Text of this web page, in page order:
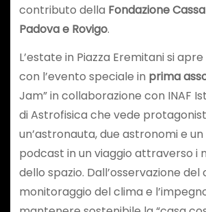
contributo della Fondazione
Padova e Rovigo.
L’estate in Piazza Eremitani si apre
con l’evento speciale in prima
Jam” in collaborazione con INAF
di Astrofisica che vede
un’astronauta, due astronomi e
podcast in un viaggio attraverso i
dello spazio. Dall’osservazione del
monitoraggio del clima e